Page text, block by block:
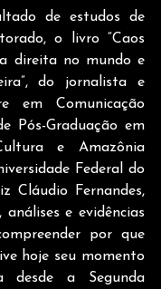
de estudos de
o livro “Caos
direita no mundo e
do jornalista e
em Comunicação
Pós-Graduação em
e Amazônia
Federal do
Cláudio Fernandes,
e evidências
por que
hoje seu momento
desde a Segunda